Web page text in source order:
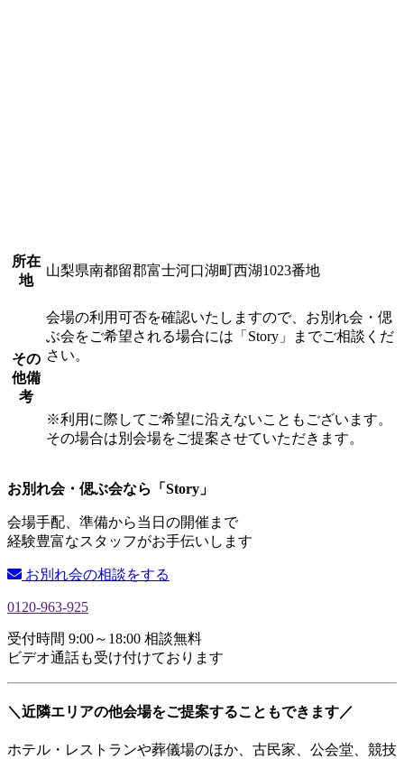
所在
地
山梨県南都留郡富士河口湖町西湖1023番地
その
他備
考
会場の利用可否を確認いたしますので、お別れ会・偲
ぶ会をご希望される場合には「Story」までご相談くだ
さい。
※利用に際してご希望に沿えないこともございます。
その場合は別会場をご提案させていただきます。
お別れ会・偲ぶ会なら「Story」
会場手配、準備から当日の開催まで
経験豊富なスタッフがお手伝いします
お別れ会の相談をする
0120-963-925
受付時間 9:00～18:00 相談無料
ビデオ通話も受け付けております
＼近隣エリアの他会場をご提案することもできます／
ホテル・レストランや葬儀場のほか、古民家、公会堂、競技